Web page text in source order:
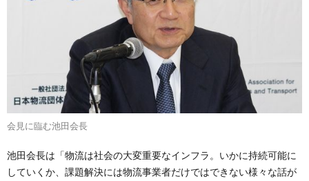
会見に臨む池田会長
池田会長は「物流は社会の大変重要なインフラ。いかに持続可能に
していくか、課題解決には物流事業者だけではできない様々な話が